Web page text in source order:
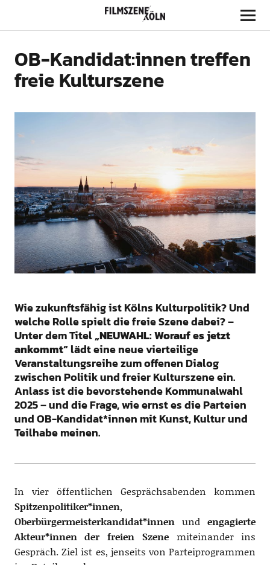
Filmszene Köln
OB-Kandidat:innen treffen
freie Kulturszene
Wie zukunftsfähig ist Kölns Kulturpolitik? Und
welche Rolle spielt die freie Szene dabei? –
Unter dem Titel„NEUWAHL: Worauf es jetzt
ankommt“lädt eine neue vierteilige
Veranstaltungsreihe zum offenen Dialog
zwischen Politik und freier Kulturszene ein.
Anlass ist die bevorstehende Kommunalwahl
2025 – und die Frage, wie ernst es die Parteien
und OB-Kandidat*innen mit Kunst, Kultur und
Teilhabe meinen.
In vier öffentlichen Gesprächsabenden kommen
Spitzenpolitiker*innen,
Oberbürgermeisterkandidat*innenundengagierte
Akteur*innen der freien Szenemiteinander ins
Gespräch. Ziel ist es, jenseits von Parteiprogrammen